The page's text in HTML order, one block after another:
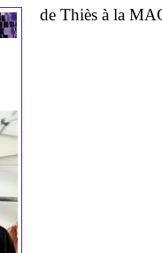
de Thiès à la